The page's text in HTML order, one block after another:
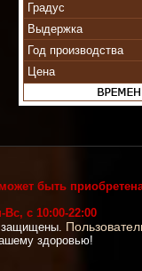
Градус
Выдержка
Год производства
Цена
быть
с 10:00-22:00
защищены.
здоровью!